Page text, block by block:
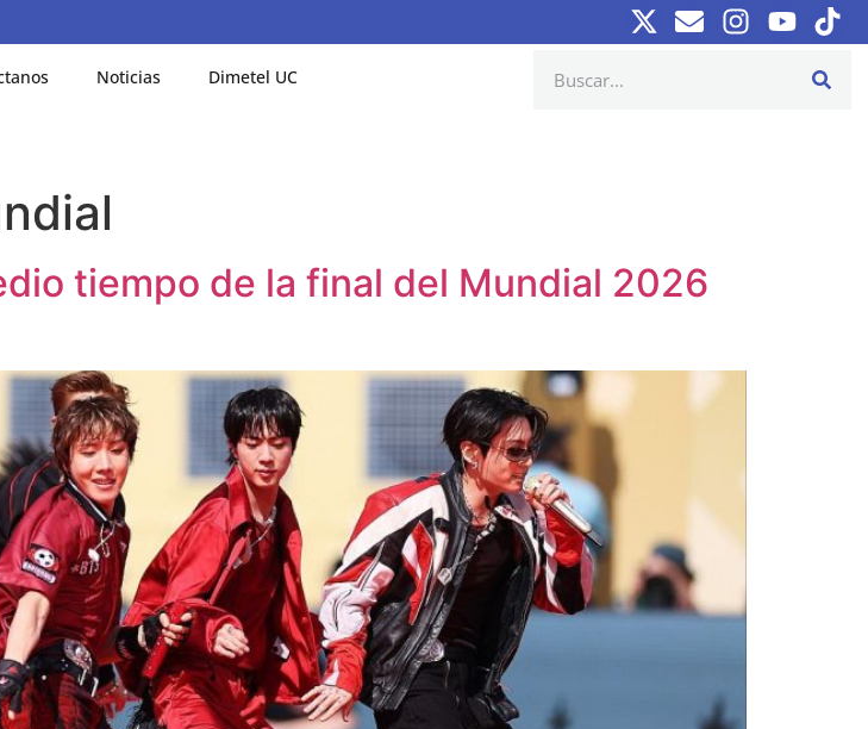
Noticias Dimetel UC
tiempo de la final del Mundial 2026